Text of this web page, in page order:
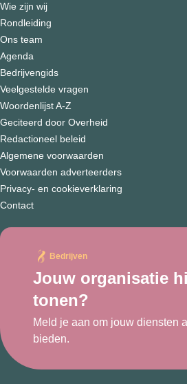
Wie zijn wij
Rondleiding
Ons team
Agenda
Bedrijvengids
Veelgestelde vragen
Woordenlijst A-Z
Geciteerd door Overheid
Redactioneel beleid
Algemene voorwaarden
Voorwaarden adverteerders
Privacy- en cookieverklaring
Contact
Bedrijven
Jouw organisatie
tonen?
Meld je aan om jouw diensten
bieden.